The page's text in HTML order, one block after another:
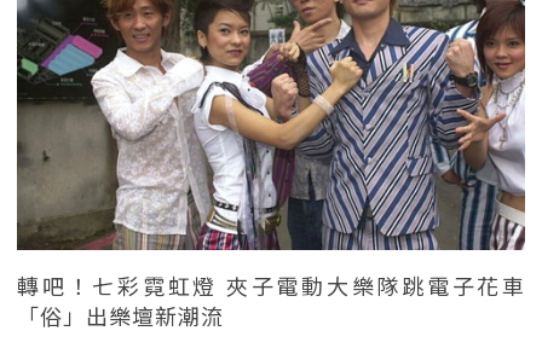
轉吧！七彩霓虹燈 夾子電動大樂隊跳電子花車
「俗」出樂壇新潮流